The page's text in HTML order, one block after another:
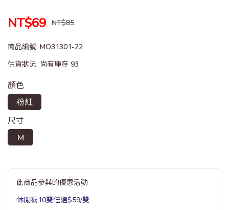
NT$69 NT$85
商品編號: MO31301-22
供貨狀況: 尚有庫存 93
顏色
粉紅
尺寸
M
此商品參與的優惠活動
休閒襪10雙任選$59/雙